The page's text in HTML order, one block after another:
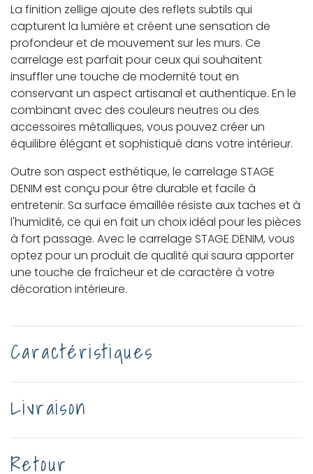
La finition zellige ajoute des reflets subtils qui
capturent la lumière et créent une sensation de
profondeur et de mouvement sur les murs. Ce
carrelage est parfait pour ceux qui souhaitent
insuffler une touche de modernité tout en
conservant un aspect artisanal et authentique. En le
combinant avec des couleurs neutres ou des
accessoires métalliques, vous pouvez créer un
équilibre élégant et sophistiqué dans votre intérieur.
Outre son aspect esthétique, le carrelage STAGE
DENIM est conçu pour être durable et facile à
entretenir. Sa surface émaillée résiste aux taches et à
l'humidité, ce qui en fait un choix idéal pour les pièces
à fort passage. Avec le carrelage STAGE DENIM, vous
optez pour un produit de qualité qui saura apporter
une touche de fraîcheur et de caractère à votre
décoration intérieure.
Caractéristiques
Livraison
Retour